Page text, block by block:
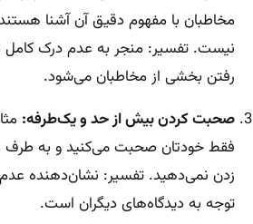
مخاطبان با مفهوم دقیق آن آشنا
نیست. تفسیر: منجر به عدم درک
رفتن بخشی از مخاطبان می‌شود.
صحبت کردن بیش از حد و یک‌طرفه:
فقط خودتان صحبت می‌کنید و به
زدن نمی‌دهید. تفسیر: نشان‌دهنده
توجه به دیدگاه‌های دیگران است.